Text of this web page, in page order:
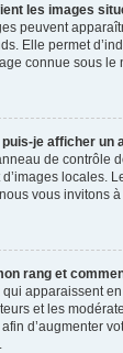
les images
peuvent
Elle permet
connue sous le
je afficher un
de contrôle
d’images locales.
vous invitons
rang et
qui apparaissent
et les
d’augmenter